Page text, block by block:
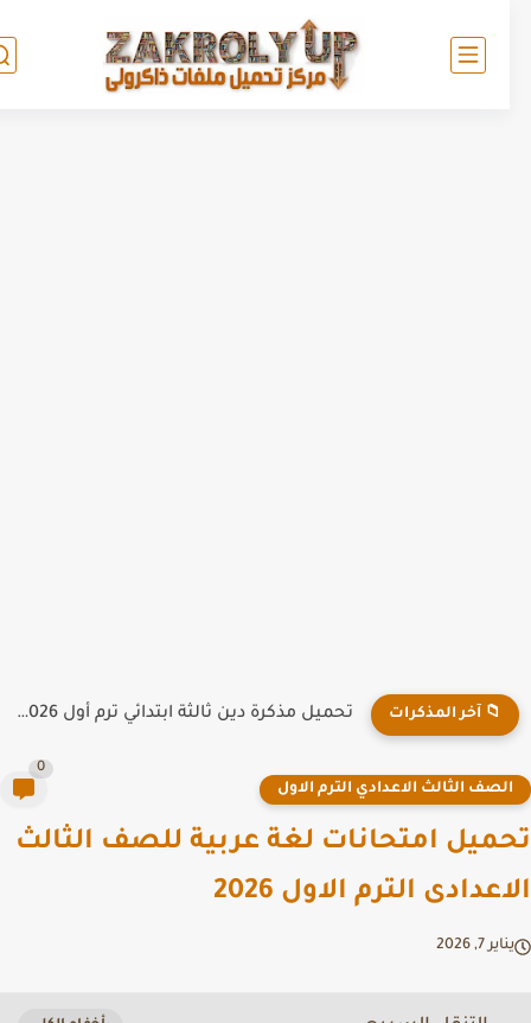
📁 آخر المذكرات تحميل مذكرة دين ثالثة ابتدائي ترم أول 2026 PDF لمدرسة...
الثالث الاعدادي الترم الاول
امتحانات لغة عربية للصف الثالث
الترم الاول 2026
7, 2026